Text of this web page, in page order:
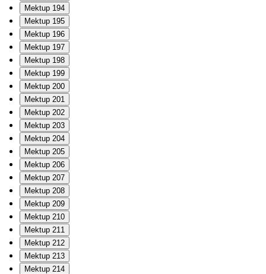
Mektup 194
Mektup 195
Mektup 196
Mektup 197
Mektup 198
Mektup 199
Mektup 200
Mektup 201
Mektup 202
Mektup 203
Mektup 204
Mektup 205
Mektup 206
Mektup 207
Mektup 208
Mektup 209
Mektup 210
Mektup 211
Mektup 212
Mektup 213
Mektup 214